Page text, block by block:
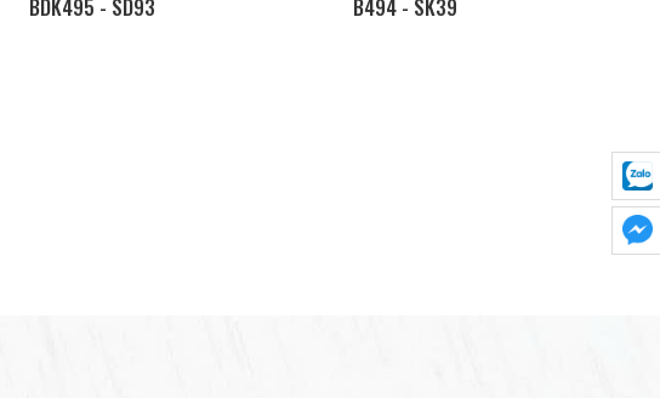
BDK495 - SD93 B494 - SK39